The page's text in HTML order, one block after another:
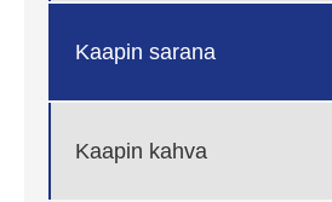
Kaapin sarana
Kaapin kahva